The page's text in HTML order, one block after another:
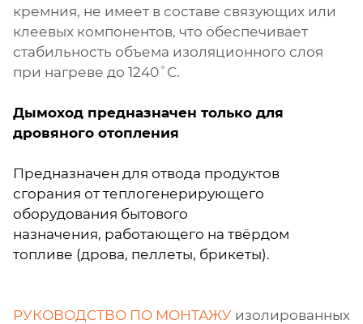
кремния, не имеет в составе связующих или
клеевых компонентов, что обеспечивает
стабильность объема изоляционного слоя
при нагреве до 1240˚С.
Дымоход предназначен только для
дровяного отопления
Предназначен для отвода продуктов
сгорания от теплогенерирующего
оборудования бытового
назначения, работающего на твёрдом
топливе (дрова, пеллеты, брикеты).
РУКОВОДСТВО ПО МОНТАЖУ изолированных